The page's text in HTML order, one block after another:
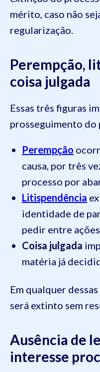
mérito, caso não
regularização.
Perempção,
coisa julgada
Essas três figuras
prosseguimento do
Perempção
causa, por três
processo por
Litispendência
identidade de
pedir entre
Coisa julgada
matéria já
Em qualquer
será extinto sem
Ausência de
interesse